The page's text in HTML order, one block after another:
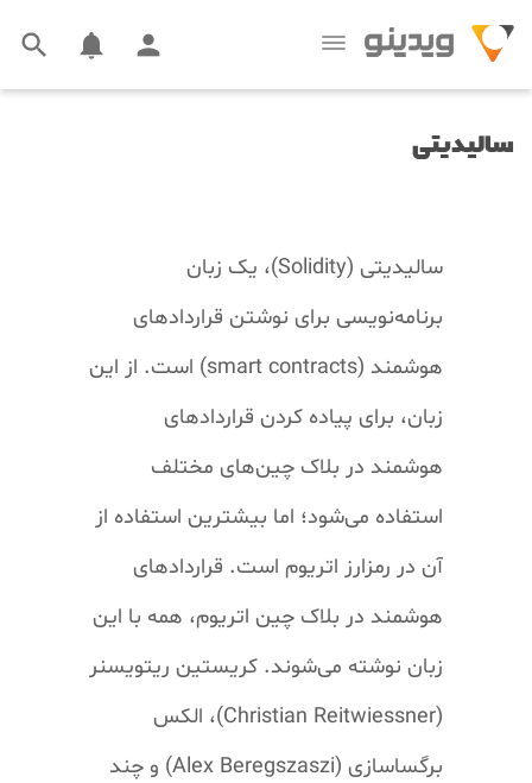
  
سالیدیتی
سالیدیتی (Solidity)
، یک زبان
برنامه‌نویسی برای نوشتن قرارداد‌های
هوشمند (smart contracts)
است. از این
زبان، برای پیاده کردن قرارداد‌های
هوشمند در بلاک چین‌های مختلف
استفاده می‌شود؛ اما بیشترین استفاده از
آن در رمزارز اتریوم است. قرارداد‌های
هوشمند در بلاک چین اتریوم، همه با این
زبان نوشته می‌شوند. کریستین ریتویسنر
(Christian Reitwiessner)
، الکس
برگساسازی (Alex Beregszaszi)
و چند